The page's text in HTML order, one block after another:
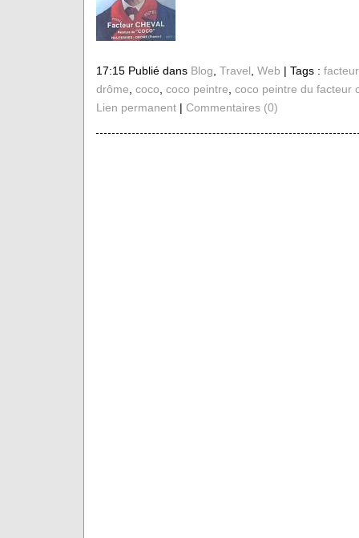
17:15 Publié dans Blog Travel Web | Tags :
drôme coco coco peintre coco peintre du facteur
Lien permanent| Commentaires (0)